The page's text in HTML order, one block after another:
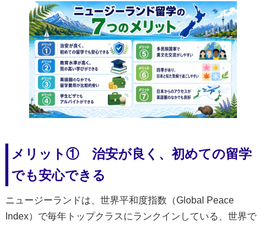
メリット① 治安が良く、初めての留学
でも安心できる
ニュージーランドは、世界平和度指数（Global Peace
Index）で毎年トップクラスにランクインしている、世界で